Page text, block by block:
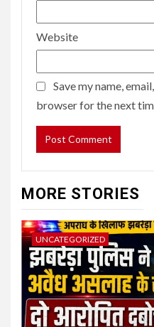
Website
Save my name,
browser for the next
MORE STORIES
UNCATEGORIZED